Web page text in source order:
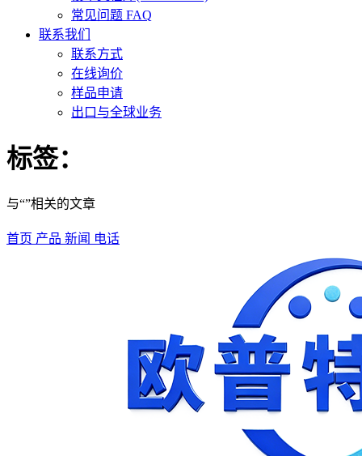
常见问题 FAQ
联系我们
联系方式
在线询价
样品申请
出口与全球业务
标签：
与“”相关的文章
首页 产品 新闻 电话